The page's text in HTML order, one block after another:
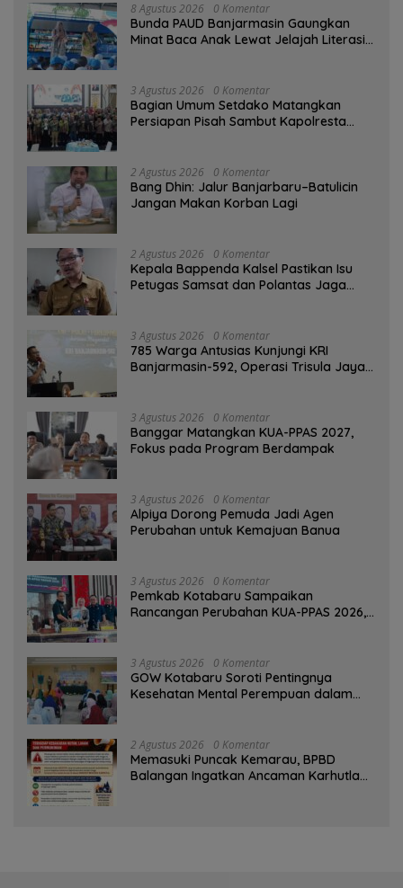
8 Agustus 2026 0 Komentar
Bunda PAUD Banjarmasin Gaungkan
Minat Baca Anak Lewat Jelajah Literasi
3 Agustus 2026 0 Komentar
Bagian Umum Setdako Matangkan
Persiapan Pisah Sambut Kapolresta
2 Agustus 2026 0 Komentar
Bang Dhin: Jalur Banjarbaru–Batulicin
Jangan Makan Korban Lagi
2 Agustus 2026 0 Komentar
Kepala Bappenda Kalsel Pastikan Isu
Petugas Samsat dan Polantas Jaga
3 Agustus 2026 0 Komentar
785 Warga Antusias Kunjungi KRI
Banjarmasin-592, Operasi Trisula Jaya
3 Agustus 2026 0 Komentar
‎Banggar Matangkan KUA-PPAS 2027,
Fokus pada Program Berdampak
3 Agustus 2026 0 Komentar
‎Alpiya Dorong Pemuda Jadi Agen
Perubahan untuk Kemajuan Banua ‎
3 Agustus 2026 0 Komentar
Pemkab Kotabaru Sampaikan
Rancangan Perubahan KUA-PPAS 2026,
3 Agustus 2026 0 Komentar
GOW Kotabaru Soroti Pentingnya
Kesehatan Mental Perempuan dalam
2 Agustus 2026 0 Komentar
Memasuki Puncak Kemarau, BPBD
Balangan Ingatkan Ancaman Karhutla